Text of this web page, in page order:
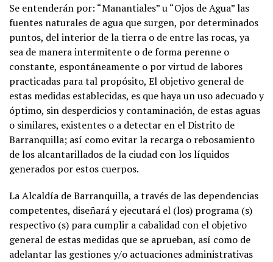
Se entenderán por: “Manantiales” u “Ojos de Agua” las
fuentes naturales de agua que surgen, por determinados
puntos, del interior de la tierra o de entre las rocas, ya
sea de manera intermitente o de forma perenne o
constante, espontáneamente o por virtud de labores
practicadas para tal propósito, El objetivo general de
estas medidas establecidas, es que haya un uso adecuado y
óptimo, sin desperdicios y contaminación, de estas aguas
o similares, existentes o a detectar en el Distrito de
Barranquilla; así como evitar la recarga o rebosamiento
de los alcantarillados de la ciudad con los líquidos
generados por estos cuerpos.
La Alcaldía de Barranquilla, a través de las dependencias
competentes, diseñará y ejecutará el (los) programa (s)
respectivo (s) para cumplir a cabalidad con el objetivo
general de estas medidas que se aprueban, así como de
adelantar las gestiones y/o actuaciones administrativas